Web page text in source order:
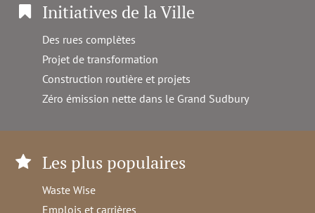
Initiatives de la Ville
Des rues complètes
Projet de transformation
Construction routière et projets
Zéro émission nette dans le Grand Sudbury
Les plus populaires
Waste Wise
Emplois et carrières